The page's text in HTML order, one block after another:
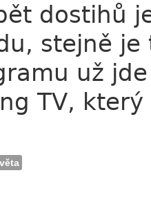
dostihů
stejně
už
TV,